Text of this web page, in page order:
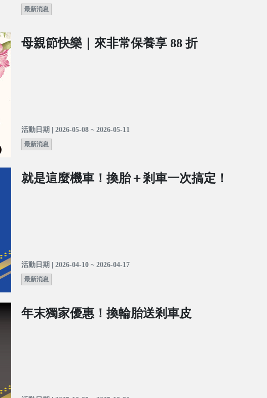
最新消息
母親節快樂｜來非常保養享 88 折
活動日期 | 2026-05-08 ~ 2026-05-11
最新消息
就是這麼機車！換胎＋剎車一次搞定！
活動日期 | 2026-04-10 ~ 2026-04-17
最新消息
年末獨家優惠！換輪胎送剎車皮